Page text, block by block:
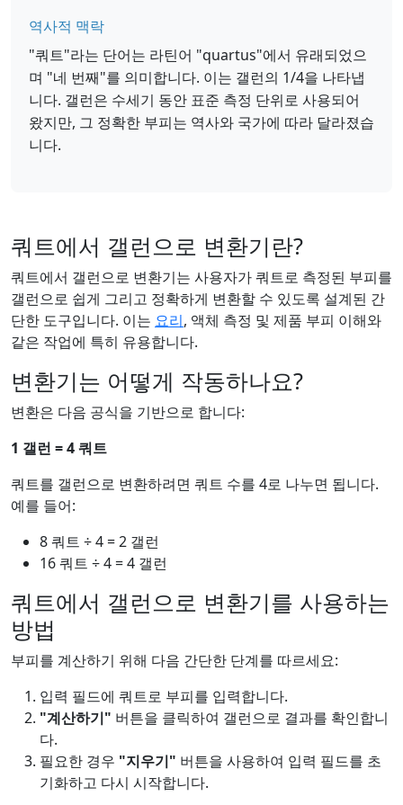
역사적 맥락
"쿼트"라는 단어는 라틴어 "quartus"에서 유래되었으
며 "네 번째"를 의미합니다. 이는 갤런의 1/4을 나타냅
니다. 갤런은 수세기 동안 표준 측정 단위로 사용되어
왔지만, 그 정확한 부피는 역사와 국가에 따라 달라졌습
니다.
쿼트에서 갤런으로 변환기란?
쿼트에서 갤런으로 변환기는 사용자가 쿼트로 측정된 부피를
갤런으로 쉽게 그리고 정확하게 변환할 수 있도록 설계된 간
단한 도구입니다. 이는 요리, 액체 측정 및 제품 부피 이해와
같은 작업에 특히 유용합니다.
변환기는 어떻게 작동하나요?
변환은 다음 공식을 기반으로 합니다:
1 갤런 = 4 쿼트
쿼트를 갤런으로 변환하려면 쿼트 수를 4로 나누면 됩니다.
예를 들어:
8 쿼트 ÷ 4 = 2 갤런
16 쿼트 ÷ 4 = 4 갤런
쿼트에서 갤런으로 변환기를 사용하는
방법
부피를 계산하기 위해 다음 간단한 단계를 따르세요:
입력 필드에 쿼트로 부피를 입력합니다.
"계산하기" 버튼을 클릭하여 갤런으로 결과를 확인합니
다.
필요한 경우 "지우기" 버튼을 사용하여 입력 필드를 초
기화하고 다시 시작합니다.